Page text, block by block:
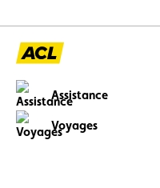
Assistance
Voyages